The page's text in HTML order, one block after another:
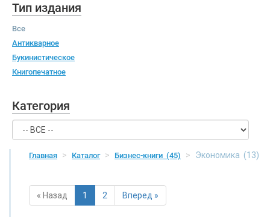
Тип издания
Все
Антикварное
Букинистическое
Книгопечатное
Категория
Главная Каталог Бизнес-книги (45) Экономика (13)
« Назад 1 2 Вперед »